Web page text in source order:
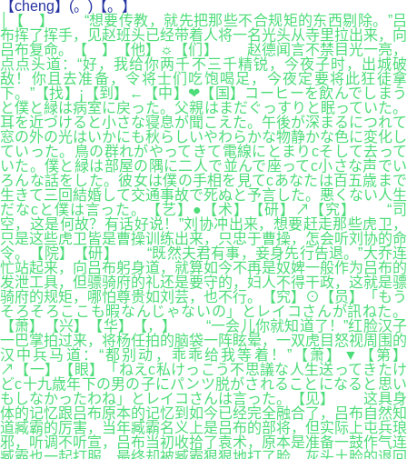
【cheng】(。)【。】
│【 】 “想要传教，就先把那些不合规矩的东西剔除。”吕
布挥了挥手，见赵班头已经带着人将一名光头从寺里拉出来，向
吕布复命。【 】【他】☼【们】 赵德闻言不禁目光一亮，
点点头道：“好，我给你两千不三千精锐，今夜子时，出城破
敌！你且去准备，令将士们吃饱喝足，今夜定要将此狂徒拿
下。”【找】¡【到】←【中】❤【国】コーヒーを飲んでしまう
と僕と緑は病室に戻った。父親はまだぐっすりと眠っていた。
耳を近づけると小さな寝息が聞こえた。午後が深まるにつれて
窓の外の光はいかにも秋らしいやわらかな物静かな色に変化し
ていった。鳥の群れがやってきて電線にとまりcそして去って
いた。僕と緑は部屋の隅に二人で並んで座ってc小さな声でい
ろんな話をした。彼女は僕の手相を見てcあなたは百五歳まで
生きて三回結婚して交通事故で死ぬと予言した。悪くない人生
だなcと僕は言った。【艺】●【术】【研】↗【究】 “司
空，这是何故？有话好说！”刘协冲出来，想要赶走那些虎卫，
只是这些虎卫皆是曹操训练出来，只忠于曹操，怎会听刘协的命
令。【院】【研】 “既然夫君有事，妾身先行告退。”大乔连
忙站起来，向吕布躬身道，就算如今不再是奴婢一般作为吕布的
发泄工具，但骠骑府的礼还是要守的，妇人不得干政，这就是骠
骑府的规矩，哪怕尊贵如刘芸，也不行。【究】⊙【员】「もう
そろそろここも暇なんじゃないの」とレイコさんが訊ねた。
【萧】【兴】【华】【，】 “一会儿你就知道了！”红脸汉子
一巴掌拍过来，将杨任拍的脑袋一阵眩晕，一双虎目怒视周围的
汉中兵马道：“都别动，乖乖给我等着！”【萧】▼【第】
↗【一】【眼】「ねえc私けっこう不思議な人生送ってきたけ
どc十九歳年下の男の子にパンツ脱がされることになると思い
もしなかったわね」とレイコさんは言った。【见】 这具身
体的记忆跟吕布原本的记忆到如今已经完全融合了，吕布自然知
道臧霸的厉害，当年臧霸名义上是吕布的部将，但实际上屯兵琅
邪，听调不听宣，吕布当初收拾了袁术，原本是准备一鼓作气连